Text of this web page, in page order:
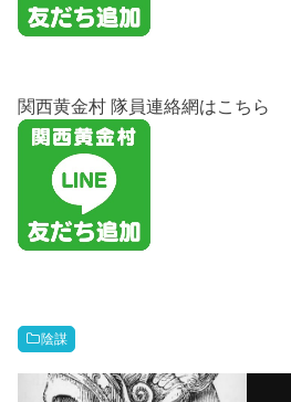
関西黄金村 隊員連絡網はこちら
陰謀